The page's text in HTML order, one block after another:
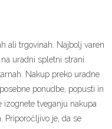
ali trgovinah. Najbolj varen
uradni spletni strani
Nakup preko uradne
ponudbe, popusti in
izognete tveganju nakupa
Priporočljivo je, da se